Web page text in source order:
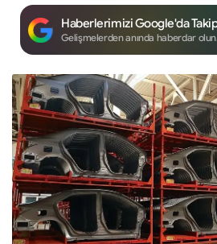
Haberlerimizi Google'da
Gelişmelerden anında haberdar